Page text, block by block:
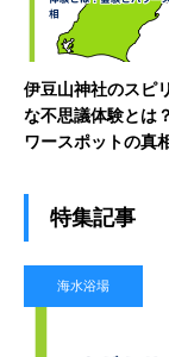
伊豆山神社のスピ
な不思議体験とは
ワースポットの真
特集記事
海水浴場